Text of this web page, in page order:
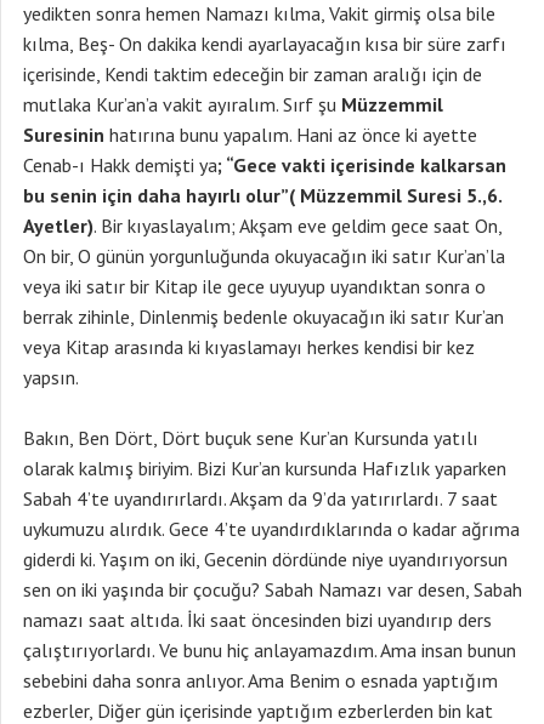
yedikten sonra hemen Namazı kılma, Vakit girmiş olsa bile
kılma, Beş- On dakika kendi ayarlayacağın kısa bir süre zarfı
içerisinde, Kendi taktim edeceğin bir zaman aralığı için de
mutlaka Kur’an’a vakit ayıralım. Sırf şu Müzzemmil
Suresinin hatırına bunu yapalım. Hani az önce ki ayette
Cenab-ı Hakk demişti ya; “Gece vakti içerisinde kalkarsan
bu senin için daha hayırlı olur”( Müzzemmil Suresi 5.,6.
Ayetler). Bir kıyaslayalım; Akşam eve geldim gece saat On,
On bir, O günün yorgunluğunda okuyacağın iki satır Kur’an’la
veya iki satır bir Kitap ile gece uyuyup uyandıktan sonra o
berrak zihinle, Dinlenmiş bedenle okuyacağın iki satır Kur’an
veya Kitap arasında ki kıyaslamayı herkes kendisi bir kez
yapsın.
Bakın, Ben Dört, Dört buçuk sene Kur’an Kursunda yatılı
olarak kalmış biriyim. Bizi Kur’an kursunda Hafızlık yaparken
Sabah 4’te uyandırırlardı. Akşam da 9’da yatırırlardı. 7 saat
uykumuzu alırdık. Gece 4’te uyandırdıklarında o kadar ağrıma
giderdi ki. Yaşım on iki, Gecenin dördünde niye uyandırıyorsun
sen on iki yaşında bir çocuğu? Sabah Namazı var desen, Sabah
namazı saat altıda. İki saat öncesinden bizi uyandırıp ders
çalıştırıyorlardı. Ve bunu hiç anlayamazdım. Ama insan bunun
sebebini daha sonra anlıyor. Ama Benim o esnada yaptığım
ezberler, Diğer gün içerisinde yaptığım ezberlerden bin kat